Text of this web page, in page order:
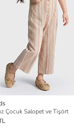
Çocuk Salopet ve Tişört